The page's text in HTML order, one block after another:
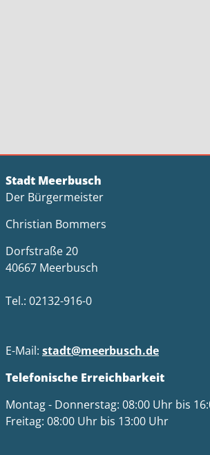
Stadt Meerbusch
Der Bürgermeister
Christian Bommers
Dorfstraße 20
40667 Meerbusch
Tel.: 02132-916-0
E-Mail: stadt@meerbusch.de
Telefonische Erreichbarkeit
Montag - Donnerstag: 08:00 Uhr bis
Freitag: 08:00 Uhr bis 13:00 Uhr